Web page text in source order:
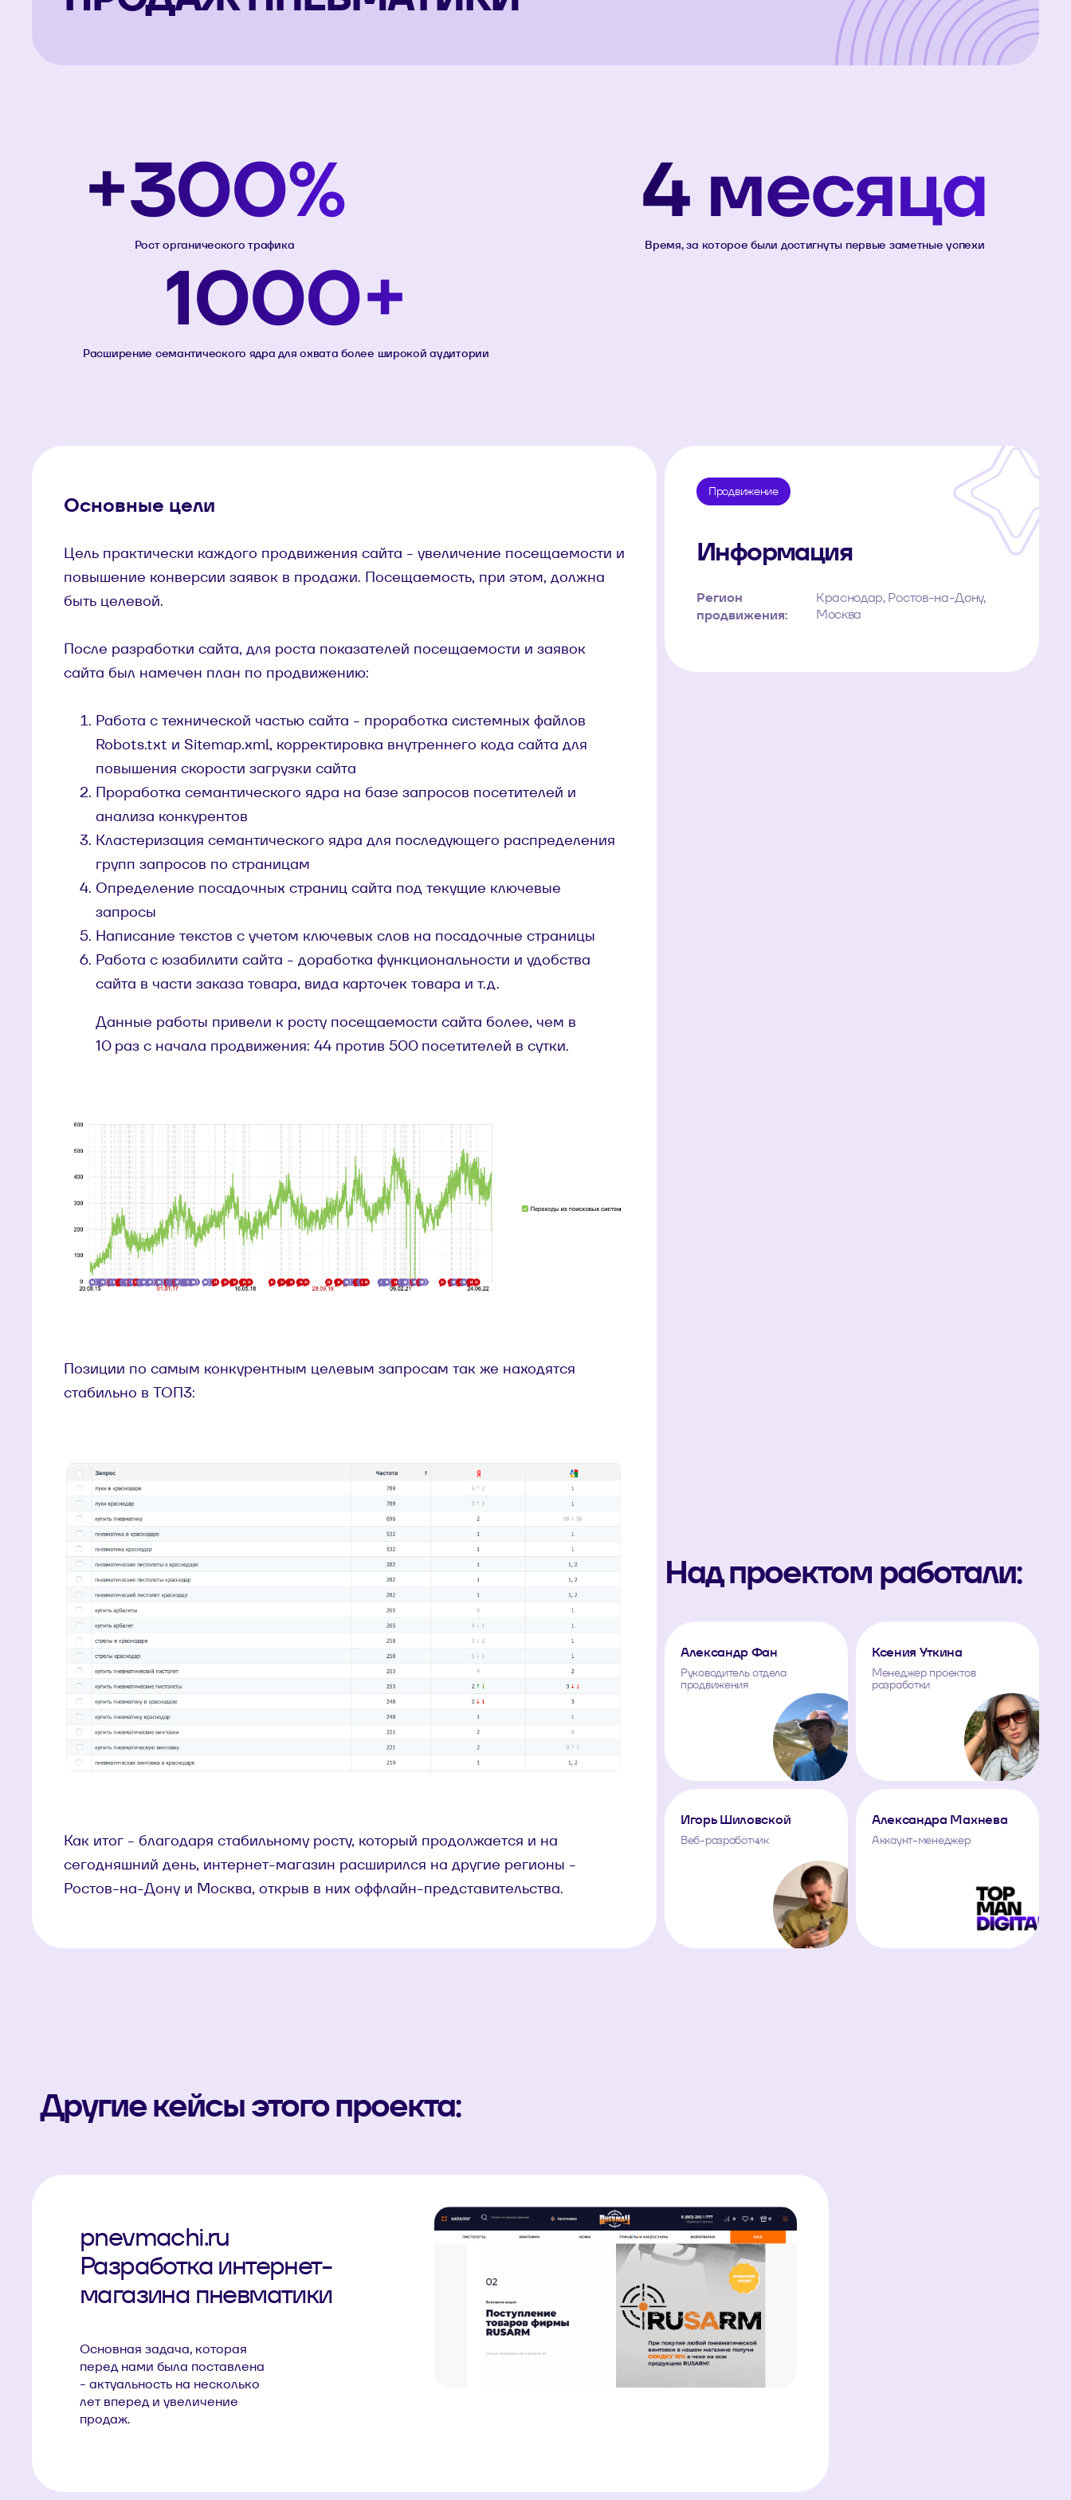
+300%
Рост органического трафика
4 месяца
Время, за которое были достигнуты первые заметные успехи
1000+
Расширение семантического ядра для охвата более широкой аудитории
Основные цели
Цель практически каждого продвижения сайта - увеличение посещаемости и
повышение конверсии заявок в продажи. Посещаемость, при этом, должна
быть целевой.
После разработки сайта, для роста показателей посещаемости и заявок
сайта был намечен план по продвижению:
Работа с технической частью сайта - проработка системных файлов
Robots.txt и Sitemap.xml, корректировка внутреннего кода сайта для
повышения скорости загрузки сайта
Проработка семантического ядра на базе запросов посетителей и
анализа конкурентов
Кластеризация семантического ядра для последующего распределения
групп запросов по страницам
Определение посадочных страниц сайта под текущие ключевые
запросы
Написание текстов с учетом ключевых слов на посадочные страницы
Работа с юзабилити сайта - доработка функциональности и удобства
сайта в части заказа товара, вида карточек товара и т.д.
Данные работы привели к росту посещаемости сайта более, чем в
10 раз с начала продвижения: 44 против 500 посетителей в сутки.
Позиции по самым конкурентным целевым запросам так же находятся
стабильно в ТОП3:
Как итог - благодаря стабильному росту, который продолжается и на
сегодняшний день, интернет-магазин расширился на другие регионы -
Ростов-на-Дону и Москва, открыв в них оффлайн-представительства.
Продвижение
Информация
Регион
продвижения:
Краснодар, Ростов-на-Дону,
Москва
Над проектом работали:
Александр Фан
Руководитель отдела
продвижения
Ксения Уткина
Менеджер проектов
разработки
Игорь Шиловской
Веб-разработчик
Александра Махнева
Аккаунт-менеджер
Другие кейсы этого проекта:
pnevmachi.ru
Разработка интернет-
магазина пневматики
Основная задача, которая
перед нами была поставлена
- актуальность на несколько
лет вперед и увеличение
продаж.